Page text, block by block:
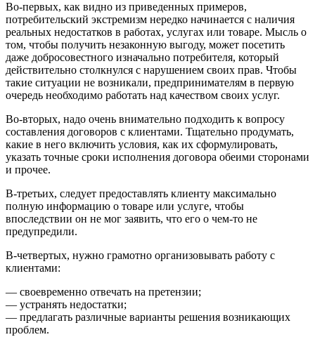
Во-первых, как видно из приведенных примеров,
потребительский экстремизм нередко начинается с наличия
реальных недостатков в работах, услугах или товаре. Мысль о
том, чтобы получить незаконную выгоду, может посетить
даже добросовестного изначально потребителя, который
действительно столкнулся с нарушением своих прав. Чтобы
такие ситуации не возникали, предпринимателям в первую
очередь необходимо работать над качеством своих услуг.
Во-вторых, надо очень внимательно подходить к вопросу
составления договоров с клиентами. Тщательно продумать,
какие в него включить условия, как их сформулировать,
указать точные сроки исполнения договора обеими сторонами
и прочее.
В-третьих, следует предоставлять клиенту максимально
полную информацию о товаре или услуге, чтобы
впоследствии он не мог заявить, что его о чем-то не
предупредили.
В-четвертых, нужно грамотно организовывать работу с
клиентами:
— своевременно отвечать на претензии;
— устранять недостатки;
— предлагать различные варианты решения возникающих
проблем.